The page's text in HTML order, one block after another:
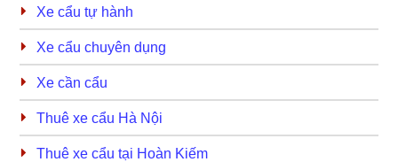
Xe cẩu tự hành
Xe cẩu chuyên dụng
Xe cần cẩu
Thuê xe cẩu Hà Nội
Thuê xe cẩu tại Hoàn Kiếm